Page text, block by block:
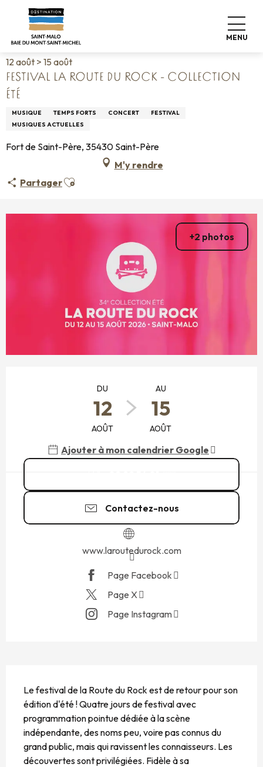
contenu
MENU
Accueil Vivre comme chez nous
Festival La Route du Rock - Collection été
12 août > 15 août
FESTIVAL LA ROUTE DU ROCK - COLLECTION
ÉTÉ
MUSIQUE TEMPS FORTS CONCERT
FESTIVAL
MUSIQUES ACTUELLES
Fort de Saint-Père, 35430 Saint-Père
M'y rendre
PartagerAjouter aux favoris
+2 photos
DU
12
AOÛT
AU
15
AOÛT
Ajouter à mon calendrier Google
Contactez-nous
www.laroutedurock.com
Page Facebook
Page X
Page Instagram
Le festival de la Route du Rock est de retour pour son
édition d'été ! Quatre jours de festival avec
programmation pointue dédiée à la scène
indépendante, des noms peu, voire pas connus du
grand public, mais qui ravissent les connaisseurs. Les
découvertes sont privilégiées. Fidèle à sa